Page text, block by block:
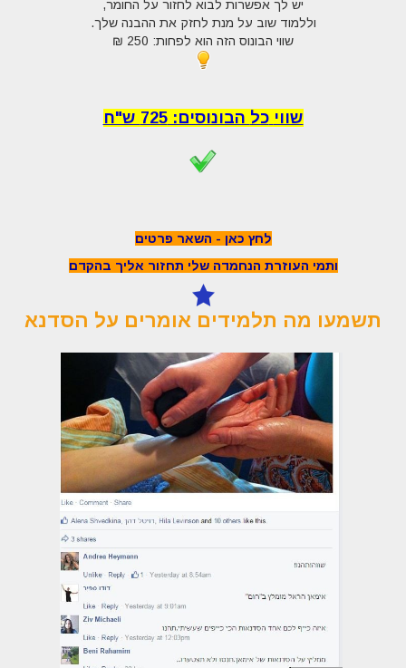
יש לך אפשרות לבוא לחזור על החומר,
וללמוד שוב על מנת לחזק את ההבנה שלך.
שווי הבונוס הזה הוא לפחות: 250 ₪
שווי כל הבונוסים: 725 ש"ח
לחץ כאן - השאר פרטים
ותמי העוזרת הנחמדה שלי תחזור אליך בהקדם
תשמעו מה תלמידים אומרים על הסדנא